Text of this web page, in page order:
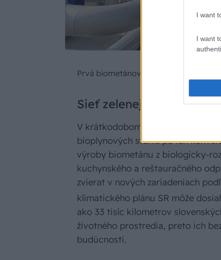
I want
I want
Prvá biometánová stanica v Jelšave.
Sieť zelenej budúcnosti
V krátkodobom horizonte dokáže
bioplynových staníc po ich
výroby biometánu z biologicky-
kuchynského a reštauračného
zvierat v nových zariadeniach
klimatického plánu SR môže
ako 33 tisíc kilometrov
životného prostredia, preto ich
budúcnosti.